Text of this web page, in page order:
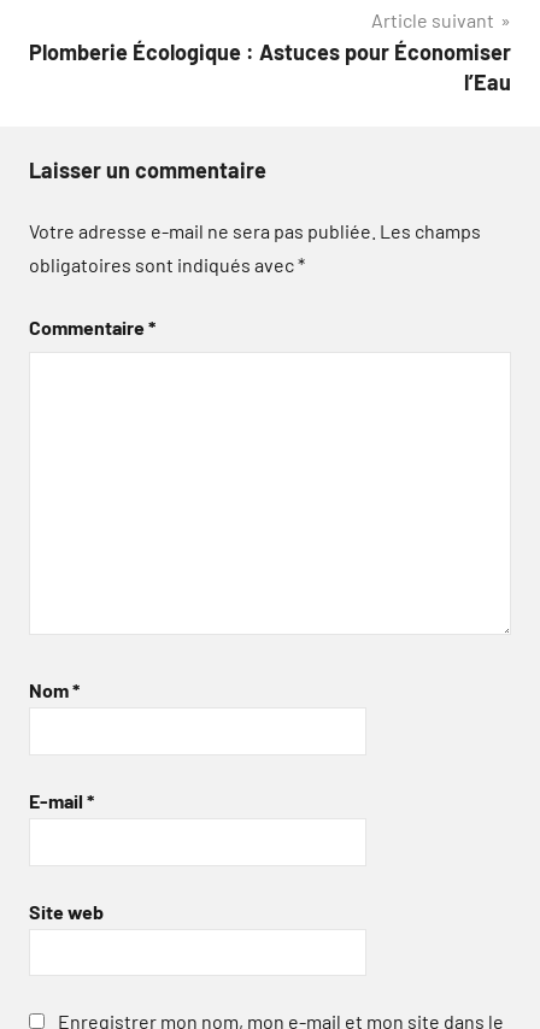
l’article
Article suivant
Plomberie Écologique : Astuces pour Économiser
l’Eau
Laisser un commentaire
Votre adresse e-mail ne sera pas publiée. Les champs
obligatoires sont indiqués avec*
Commentaire*
Nom*
E-mail *
Site web
Enregistrer mon nom, mon e-mail et mon site dans le